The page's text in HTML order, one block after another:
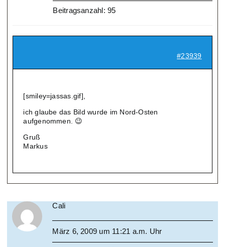
Beitragsanzahl: 95
#23939
[smiley=jassas.gif],
ich glaube das Bild wurde im Nord-Osten
aufgenommen. 😉
Gruß
Markus
Cali
März 6, 2009 um 11:21 a.m. Uhr